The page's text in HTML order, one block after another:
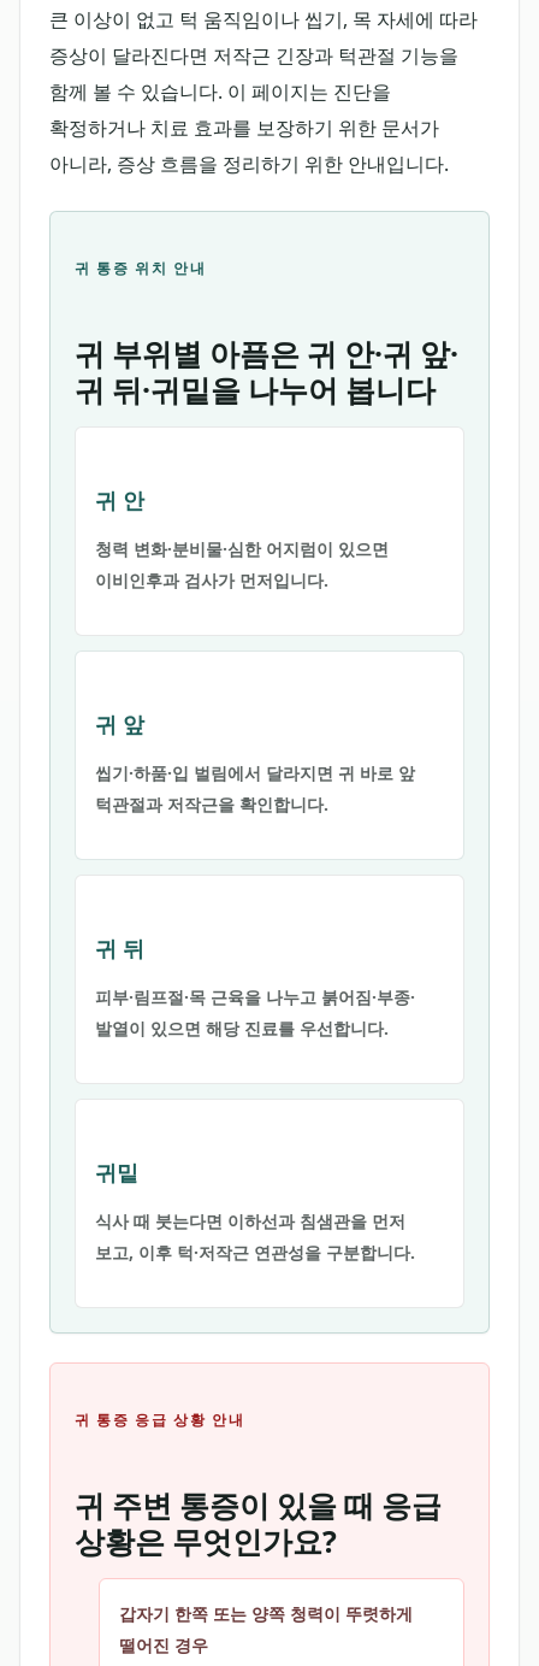
큰 이상이 없고 턱 움직임이나 씹기, 목 자세에 따라
증상이 달라진다면 저작근 긴장과 턱관절 기능을
함께 볼 수 있습니다. 이 페이지는 진단을
확정하거나 치료 효과를 보장하기 위한 문서가
아니라, 증상 흐름을 정리하기 위한 안내입니다.
귀 통증 위치 안내
귀 부위별 아픔은 귀 안·귀 앞·
귀 뒤·귀밑을 나누어 봅니다
귀 안
청력 변화·분비물·심한 어지럼이 있으면
이비인후과 검사가 먼저입니다.
귀 앞
씹기·하품·입 벌림에서 달라지면 귀 바로 앞
턱관절과 저작근을 확인합니다.
귀 뒤
피부·림프절·목 근육을 나누고 붉어짐·부종·
발열이 있으면 해당 진료를 우선합니다.
귀밑
식사 때 붓는다면 이하선과 침샘관을 먼저
보고, 이후 턱·저작근 연관성을 구분합니다.
귀 통증 응급 상황 안내
귀 주변 통증이 있을 때 응급
상황은 무엇인가요?
갑자기 한쪽 또는 양쪽 청력이 뚜렷하게
떨어진 경우